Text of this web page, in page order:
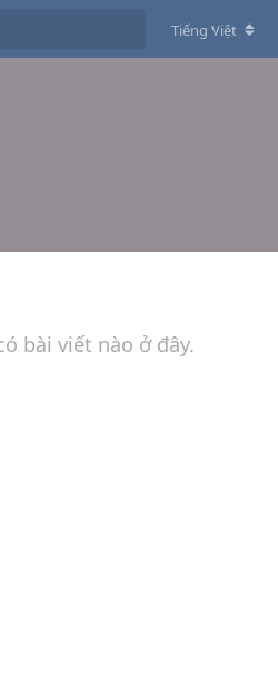
Tiếng Việt
bài viết nào ở đây.